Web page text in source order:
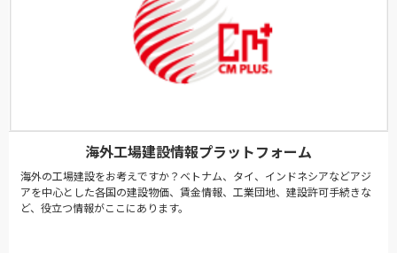
海外工場建設情報プラットフォーム
海外の工場建設をお考えですか？ベトナム、タイ、インドネシアなどアジ
アを中心とした各国の建設物価、賃金情報、工業団地、建設許可手続きな
ど、役立つ情報がここにあります。